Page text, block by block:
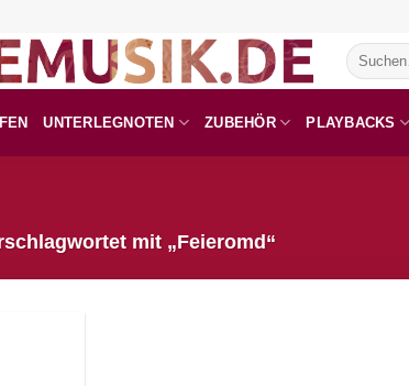
Suchen
nach:
UNTERLEGNOTEN ZUBEHÖR PLAYBACKS
mit „Feieromd“